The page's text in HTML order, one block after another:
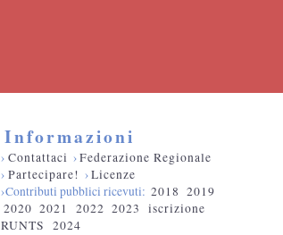
Informazioni
› Contattaci ›Federazione Regionale
› Partecipare! ›Licenze
›Contributi pubblici ricevuti: 2018 2019
2020 2021 2022 2023
iscrizione
RUNTS
2024